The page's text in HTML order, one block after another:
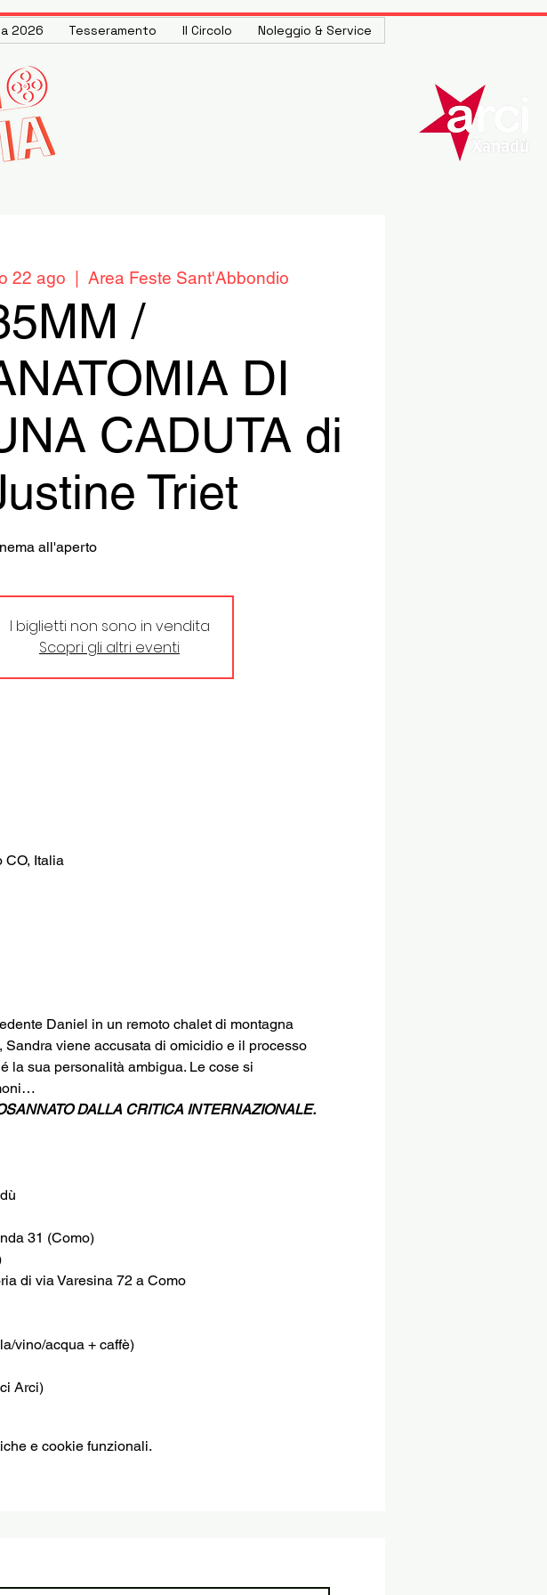
2026 Tesseramento Il Circolo Noleggio & Service
22 ago Area Feste Sant'Abbondio
/
DI
CADUTA di
Triet
all'aperto
I biglietti non sono in vendita
Scopri gli altri eventi
CO, Italia
Daniel in un remoto chalet di montagna
viene accusata di omicidio e il processo
la sua personalità ambigua. Le cose si
DALLA CRITICA INTERNAZIONALE.
31 (Como)
di via Varesina 72 a Como
vino/acqua + caffè)
Arci)
e cookie funzionali.